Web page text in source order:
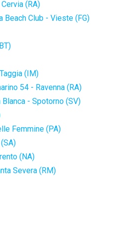
(RA)
Beach Club - Vieste (FG)
(IM)
54 - Ravenna (RA)
Blanca - Spotorno (SV)
Femmine (PA)
(NA)
Severa (RM)